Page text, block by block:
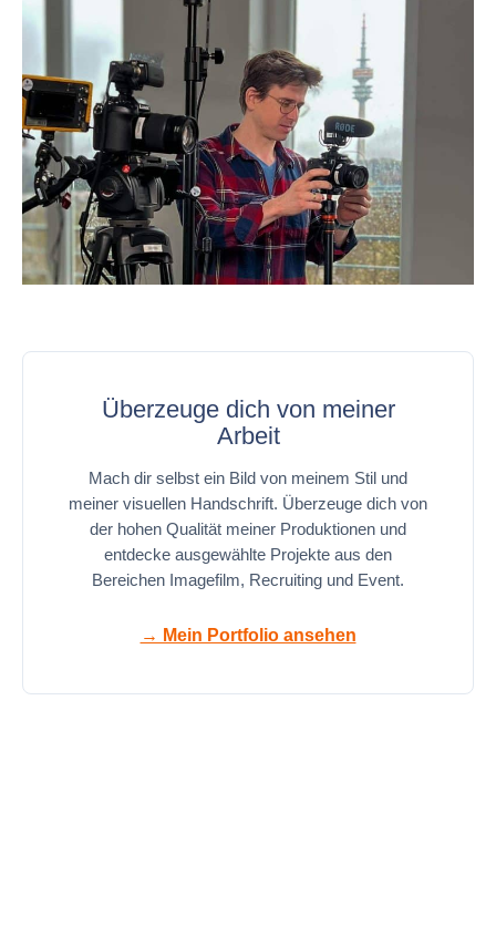
Überzeuge dich von meiner
Arbeit
Mach dir selbst ein Bild von meinem Stil und
meiner visuellen Handschrift. Überzeuge dich von
der hohen Qualität meiner Produktionen und
entdecke ausgewählte Projekte aus den
Bereichen Imagefilm, Recruiting und Event.
→ Mein Portfolio ansehen